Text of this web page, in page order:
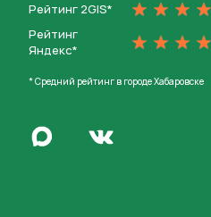
Рейтинг 2GIS*
Рейтинг
Яндекс*
* Средний рейтинг в городе Хабаровске
Написать в MaxПерейти во